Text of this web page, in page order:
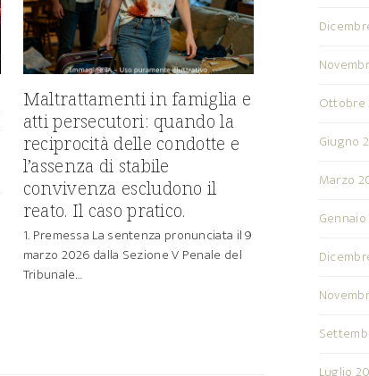
Maltrattamenti in famiglia e
atti persecutori: quando la
reciprocità delle condotte e
l’assenza di stabile
convivenza escludono il
reato. Il caso pratico.
1. Premessa La sentenza pronunciata il 9
marzo 2026 dalla Sezione V Penale del
Tribunale…
Ottobre
Giugno
Marzo